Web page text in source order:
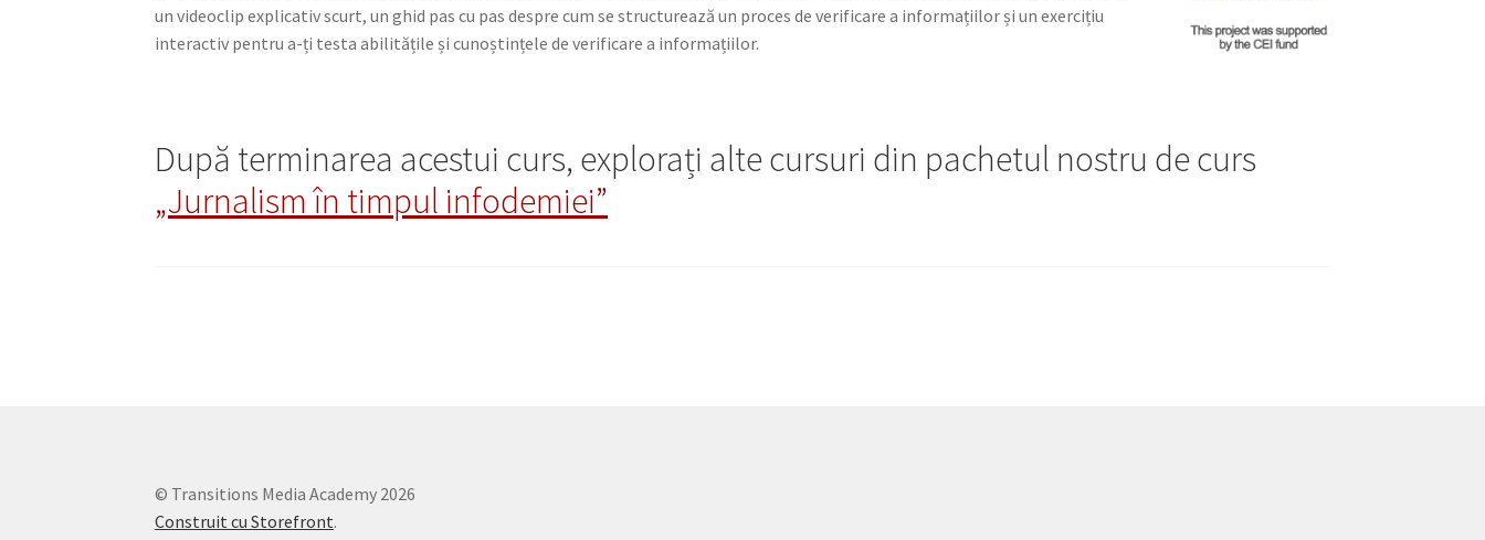
un videoclip explicativ scurt, un ghid pas cu pas despre cum se structurează un proces de verificare a informațiilor și un exercițiu
interactiv pentru a-ți testa abilitățile și cunoștințele de verificare a informațiilor.
După terminarea acestui curs, explorați alte cursuri din pachetul nostru de curs
„Jurnalism în timpul infodemiei”
© Transitions Media Academy 2026
Construit cu Storefront.